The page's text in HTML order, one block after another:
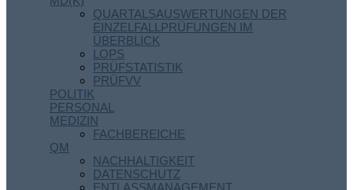
QUARTALSAUSWERTUNGEN DER
EINZELFALLPRÜFUNGEN IM
ÜBERBLICK
LOPS
PRÜFSTATISTIK
PRÜFVV
POLITIK
PERSONAL
MEDIZIN
FACHBEREICHE
QM
NACHHALTIGKEIT
DATENSCHUTZ